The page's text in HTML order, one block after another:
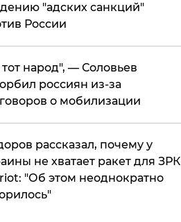
"адских санкций"
России
народ", — Соловьев
россиян из-за
о мобилизации
рассказал, почему у
не хватает ракет для ЗРК
"Об этом неоднократно